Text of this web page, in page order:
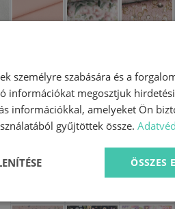
személyre szabására és a
információkat megosztjuk
információkkal, amelyeket Ön
gyűjtöttek össze.
ÖSSZES